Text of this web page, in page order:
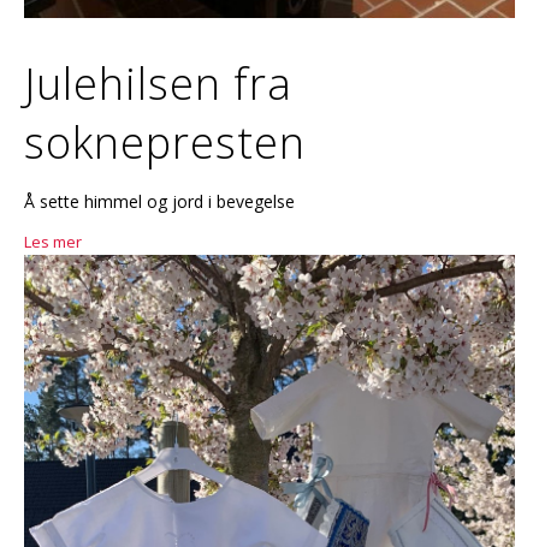
Julehilsen fra
soknepresten
Å sette himmel og jord i bevegelse
Les mer